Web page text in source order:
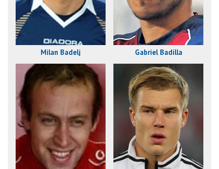
Milan Badelj Gabriel Badilla